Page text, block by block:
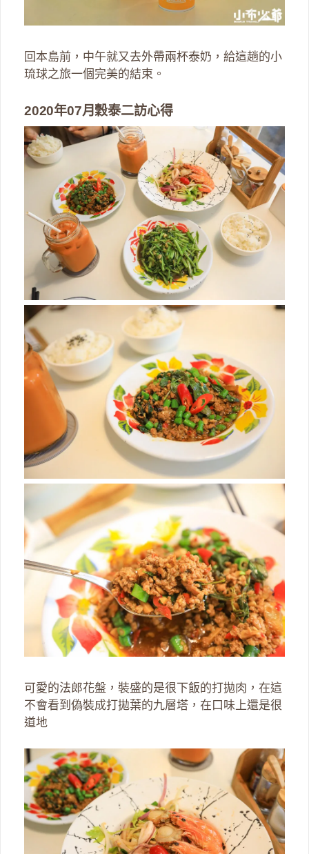
回本島前，中午就又去外帶兩杯泰奶，給這趟的小
琉球之旅一個完美的結束。
2020年07月穀泰二訪心得
可愛的法郎花盤，裝盛的是很下飯的打拋肉，在這
不會看到偽裝成打拋葉的九層塔，在口味上還是很
道地